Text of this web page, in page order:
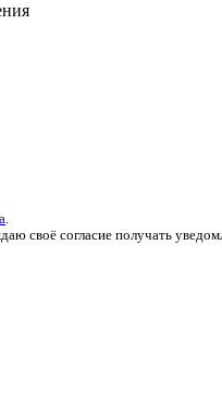
.
своё согласие получать